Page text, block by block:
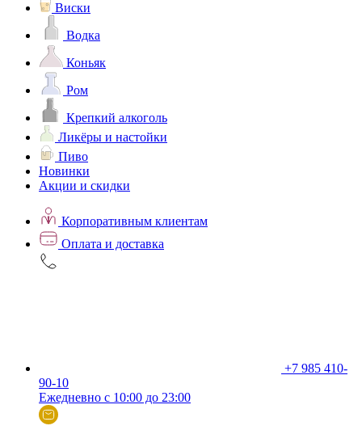
Виски
Водка
Коньяк
Ром
Крепкий алкоголь
Ликёры и настойки
Пиво
Новинки
Акции и скидки
Корпоративным клиентам
Оплата и доставка
+7 985 410-
90-10
Ежедневно с 10:00 до 23:00